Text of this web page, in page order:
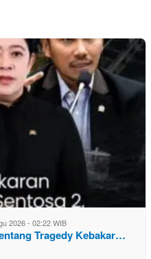
2026 - 02:22 WIB
Tragedy Kebakar…